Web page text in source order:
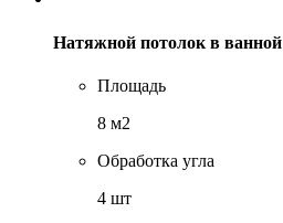
Натяжной потолок в ванной
Площадь
8 м2
Обработка угла
4 шт